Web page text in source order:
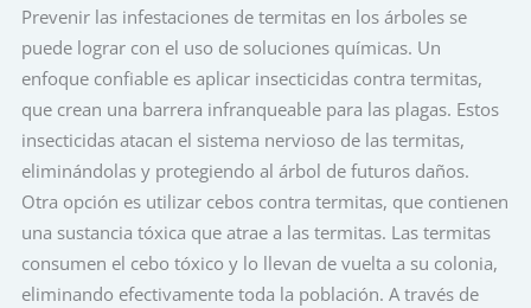
Prevenir las infestaciones de termitas en los árboles se
puede lograr con el uso de soluciones químicas. Un
enfoque confiable es aplicar insecticidas contra termitas,
que crean una barrera infranqueable para las plagas. Estos
insecticidas atacan el sistema nervioso de las termitas,
eliminándolas y protegiendo al árbol de futuros daños.
Otra opción es utilizar cebos contra termitas, que contienen
una sustancia tóxica que atrae a las termitas. Las termitas
consumen el cebo tóxico y lo llevan de vuelta a su colonia,
eliminando efectivamente toda la población. A través de